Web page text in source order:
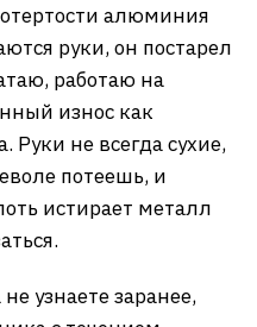
алюминия
руки, он постарел
работаю на
износ как
Руки не всегда сухие,
потеешь, и
истирает металл
узнаете заранее,